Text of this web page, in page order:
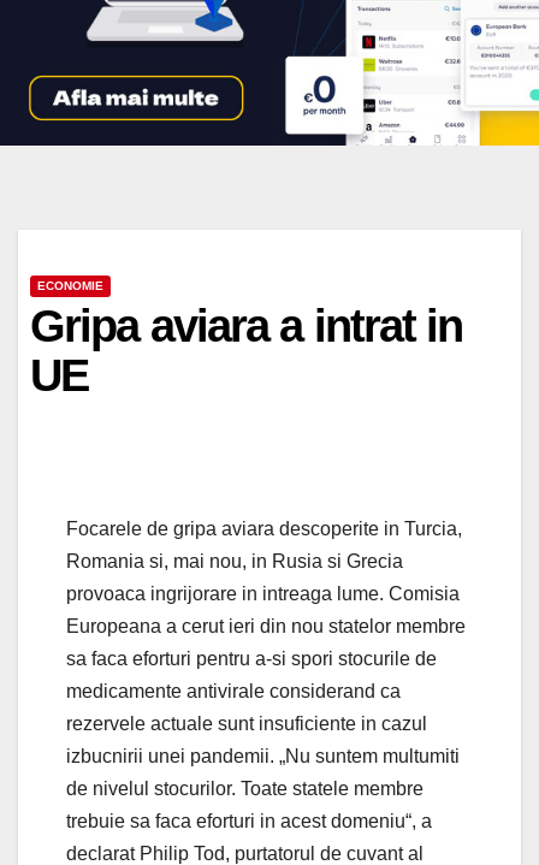
ECONOMIE
Gripa aviara a intrat in
UE
Focarele de gripa aviara descoperite in Turcia,
Romania si, mai nou, in Rusia si Grecia
provoaca ingrijorare in intreaga lume. Comisia
Europeana a cerut ieri din nou statelor membre
sa faca eforturi pentru a-si spori stocurile de
medicamente antivirale considerand ca
rezervele actuale sunt insuficiente in cazul
izbucnirii unei pandemii. „Nu suntem multumiti
de nivelul stocurilor. Toate statele membre
trebuie sa faca eforturi in acest domeniu“, a
declarat Philip Tod, purtatorul de cuvant al